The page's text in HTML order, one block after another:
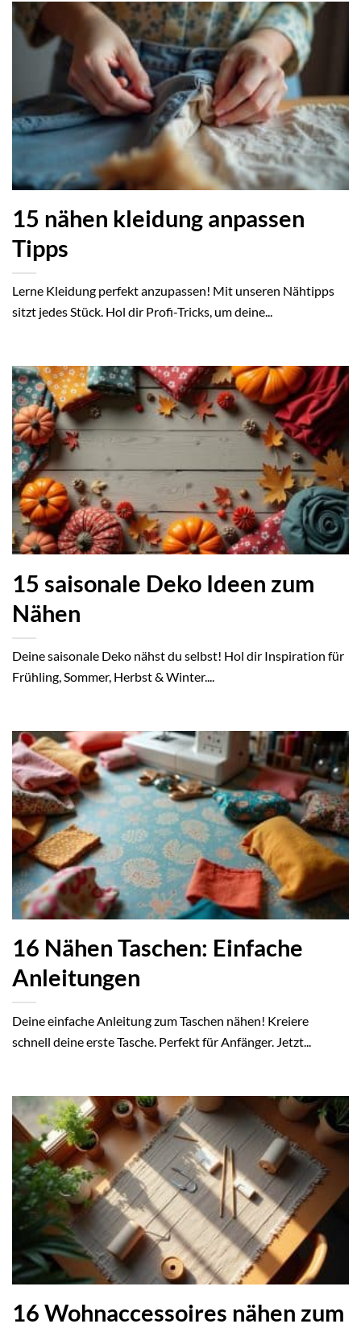
15 nähen kleidung anpassen
Tipps
Lerne Kleidung perfekt anzupassen! Mit unseren Nähtipps
sitzt jedes Stück. Hol dir Profi-Tricks, um deine...
15 saisonale Deko Ideen zum
Nähen
Deine saisonale Deko nähst du selbst! Hol dir Inspiration für
Frühling, Sommer, Herbst & Winter....
16 Nähen Taschen: Einfache
Anleitungen
Deine einfache Anleitung zum Taschen nähen! Kreiere
schnell deine erste Tasche. Perfekt für Anfänger. Jetzt...
16 Wohnaccessoires nähen zum